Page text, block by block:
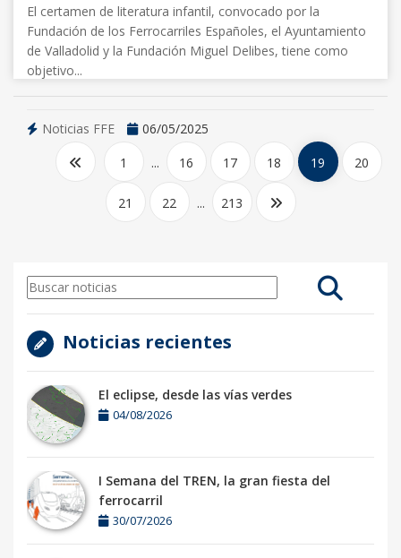
El certamen de literatura infantil, convocado por la
Fundación de los Ferrocarriles Españoles, el Ayuntamiento
de Valladolid y la Fundación Miguel Delibes, tiene como
objetivo...
Noticias FFE 06/05/2025
1 ... 16 17 18 19 20
21 22 ... 213
Noticias recientes
El eclipse, desde las vías verdes
04/08/2026
I Semana del TREN, la gran fiesta del
ferrocarril
30/07/2026